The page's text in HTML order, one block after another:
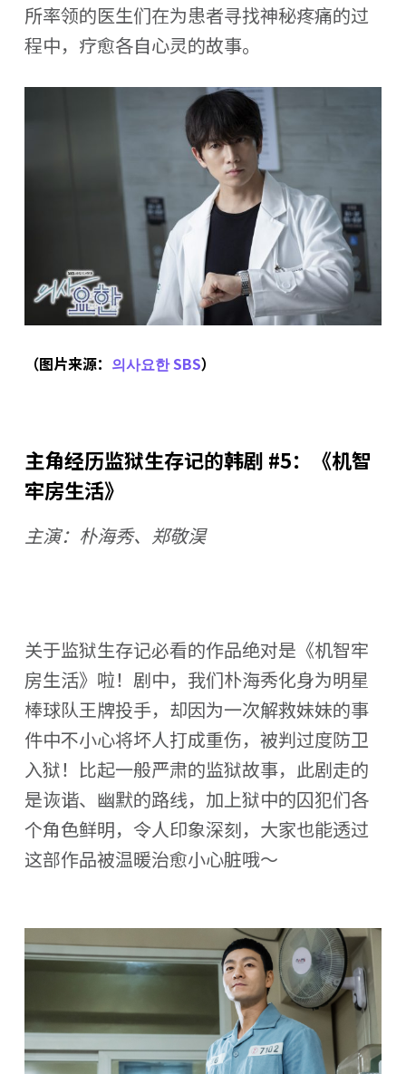
所率领的医生们在为患者寻找神秘疼痛的过
程中，疗愈各自心灵的故事。
（图片来源： 의사요한 SBS）
主角经历监狱生存记的韩剧 #5：《机智
牢房生活》
主演：朴海秀、郑敬淏
关于监狱生存记必看的作品绝对是《机智牢
房生活》啦！剧中，我们朴海秀化身为明星
棒球队王牌投手，却因为一次解救妹妹的事
件中不小心将坏人打成重伤，被判过度防卫
入狱！比起一般严肃的监狱故事，此剧走的
是诙谐、幽默的路线，加上狱中的囚犯们各
个角色鲜明，令人印象深刻，大家也能透过
这部作品被温暖治愈小心脏哦～